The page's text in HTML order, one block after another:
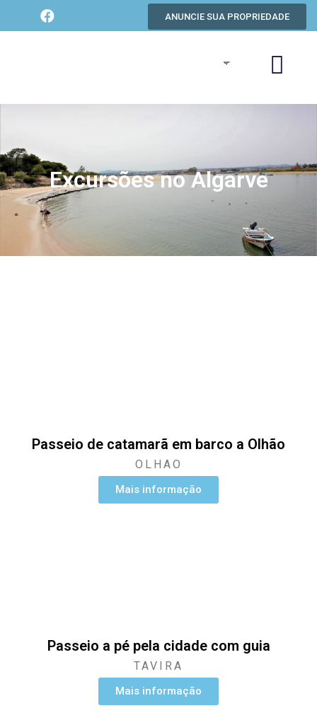
ANUNCIE SUA PROPRIEDADE
Excursões no Algarve
Passeio de catamarã em barco a Olhão
OLHAO
Mais informação
Passeio a pé pela cidade com guia
TAVIRA
Mais informação